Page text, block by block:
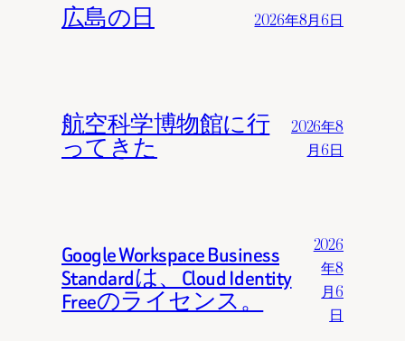
広島の日 2026年8月6日
航空科学博物館に行
ってきた
2026年8
月6日
Google Workspace Business
Standardは、Cloud Identity
Freeのライセンス。
2026
年8
月6
日